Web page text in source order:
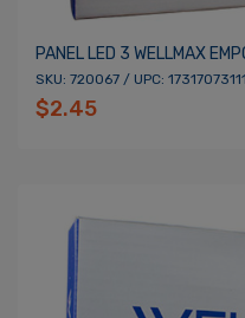
PANEL LED 3 WELLMAX
SKU: 720067 / UPC:
$2.45